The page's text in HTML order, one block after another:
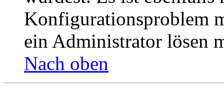
Konfigurationsproblem
ein Administrator lösen
Nach oben